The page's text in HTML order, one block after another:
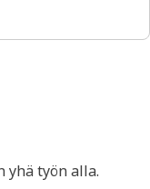
yhä työn alla.